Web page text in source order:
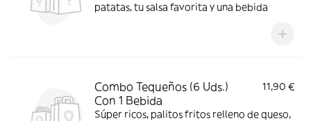
patatas, tu salsa favorita y una bebida
Combo Tequeños (6 Uds.)
Con 1 Bebida
11,90 €
Súper ricos, palitos fritos relleno de queso,